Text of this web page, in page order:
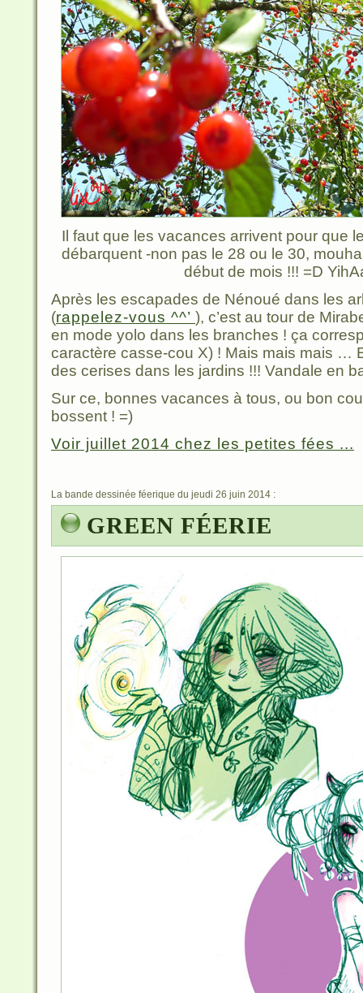
Il faut que les vacances arrivent pour que
débarquent -non pas le 28 ou le 30,
début de mois !!! =D
Après les escapades de Nénoué dans les
(rappelez-vous ^^’ ), c’est au tour de
en mode yolo dans les branches ! ça
caractère casse-cou X) ! Mais mais mais …
des cerises dans les jardins !!! Vandale en
Sur ce, bonnes vacances à tous, ou bon
bossent ! =)
Voir juillet 2014 chez les petites fées ...
La bande dessinée féerique du jeudi 26 juin 2014 :
GREEN FÉERIE